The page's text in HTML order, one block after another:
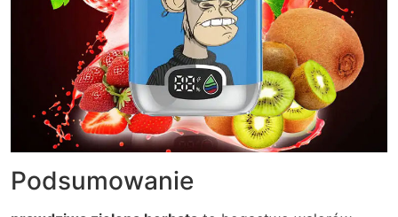
Podsumowanie